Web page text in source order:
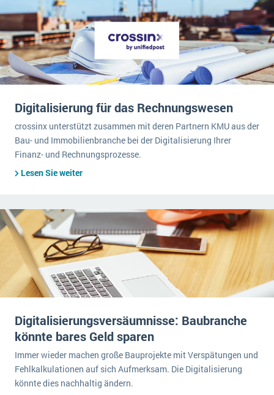
Digitalisierung für das Rechnungswesen
crossinx unterstützt zusammen mit deren Partnern KMU aus der
Bau- und Immobilienbranche bei der Digitalisierung Ihrer
Finanz- und Rechnungsprozesse.
Lesen Sie weiter
Digitalisierungsversäumnisse: Baubranche
könnte bares Geld sparen
Immer wieder machen große Bauprojekte mit Verspätungen und
Fehlkalkulationen auf sich Aufmerksam. Die Digitalisierung
könnte dies nachhaltig ändern.